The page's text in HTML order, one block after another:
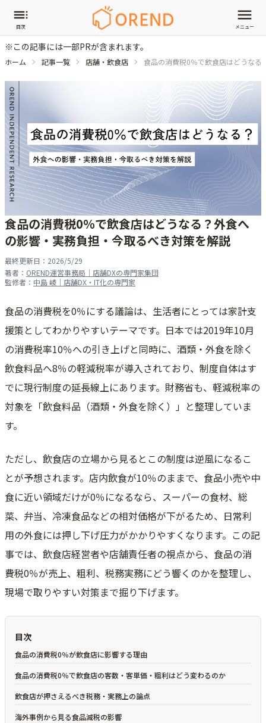
目次 メニュー
※この記事には一部PRが含まれます。
ホーム 記事一覧 店舗・飲食店 食品の消費税0％で飲食店はどうな
食品の消費税0％で飲食店はどうなる？外食へ
の影響・実務負担・今取るべき対策を解説
最終更新日： 2026/5/29
著者： OREND運営事務局｜店舗DXの専門家集団
監修者： 中島 崚｜店舗DX・IT化の専門家
食品の消費税を0％にする議論は、生活者にとっては家計支
援策としてわかりやすいテーマです。日本では2019年10月
の消費税率10％への引き上げと同時に、酒類・外食を除く
飲食料品へ8％の軽減税率が導入されており、制度自体はす
でに現行制度の延長線上にあります。財務省も、軽減税率の
対象を「飲食料品（酒類・外食を除く）」と整理していま
す。
ただし、飲食店の立場から見るとこの制度は逆風になるこ
とが予想されます。店内飲食が10％のままで、食品小売や中
食に近い領域だけが0％になるなら、スーパーの食材、総
菜、弁当、冷凍食品などの相対価格が下がるため、日常利
用の外食には押し下げ圧力がかかりやすくなります。この記
事では、飲食店経営者や店舗責任者の視点から、食品の消
費税0％が売上、粗利、税務実務にどう響くのかを整理し、
現場で取りやすい対策まで掘り下げます。
目次
食品の消費税0％が飲食店に影響する理由
食品の消費税0％で飲食店の客数・客単価・粗利はどう変わるのか
飲食店が押さえるべき税務・実務上の論点
海外事例から見る食品減税の影響